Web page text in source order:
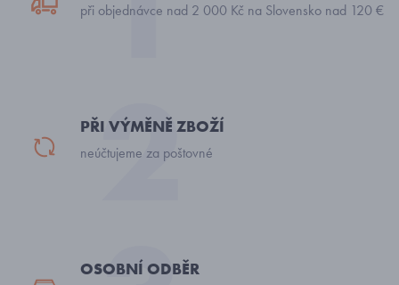
při objednávce nad 2 000 Kč na Slovensko nad 120 €
PŘI VÝMĚNĚ ZBOŽÍ
neúčtujeme za poštovné
OSOBNÍ ODBĚR